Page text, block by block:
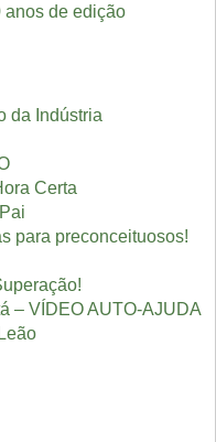
anos de edição
da Indústria
Certa
para preconceituosos!
– VÍDEO AUTO-AJUDA